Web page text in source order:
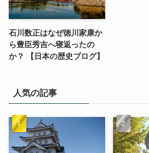
石川数正はなぜ徳川家康か
ら豊臣秀吉へ寝返ったの
か？ 【日本の歴史ブログ】
人気の記事